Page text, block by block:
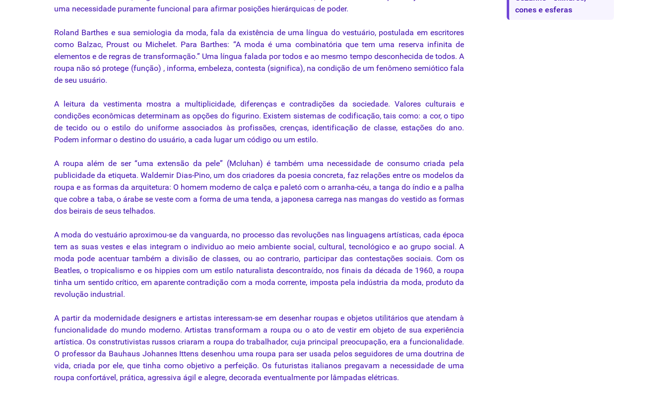
uma necessidade puramente funcional para afirmar posições hierárquicas de poder.
Roland Barthes esua semiologia da moda, fala da existência de uma língua do vestuário, postulada em escritores
como Balzac, Proust ou Michelet. Para Barthes: “A moda é uma combinatória quetem uma reserva infinita de
elementos e de regras de transformação.” Uma língua falada por todos e ao mesmo tempo desconhecida de todos. A
roupa não só protege (função) , informa, embeleza, contesta (significa), na condição de um fenômeno semiótico fala
de seu usuário.
A leitura da vestimenta mostra a multiplicidade, diferenças e contradiçõesda sociedade. Valores culturais e
condições econômicas determinam as opções do figurino. Existem sistemas de codificação, tais como: a cor, o tipo
de tecido ou o estilo do uniforme associados às profissões, crenças, identificação de classe, estações do ano.
Podem informar o destino do usuário, a cada lugar um código ou um estilo.
A roupa além de ser “uma extensão da pele” (Mcluhan) é também uma necessidade de consumo criada pela
publicidadeda etiqueta. Waldemir Dias-Pino, um dos criadores da poesia concreta, faz relações entreos modelos da
roupa e as formas da arquitetura: O homem moderno de calça e paletó com o arranha-céu, a tanga do índio e a palha
que cobre a taba, o árabe seveste com a forma de uma tenda, a japonesa carrega nas mangas do vestido as formas
dos beirais de seus telhados.
A moda do vestuário aproximou-se da vanguarda, no processo das revoluções nas linguagens artísticas, cada época
tem as suas vestes e elas integram o individuo ao meio ambiente social, cultural, tecnológico e ao grupo social. A
moda pode acentuar também a divisão de classes, ou ao contrario, participar das contestações sociais. Com os
Beatles, o tropicalismo e oshippies com um estilo naturalista descontraído, nos finaisda década de 1960, a roupa
tinha um sentido crítico, em aparente contradição com a moda corrente, imposta pela indústria da moda, produtoda
revolução industrial.
A partirda modernidade designers e artistas interessam-se em desenhar roupas e objetos utilitários queatendam à
funcionalidade do mundo moderno. Artistas transformam a roupa ou o ato de vestir em objeto de sua experiência
artística. Os construtivistas russos criaram a roupa do trabalhador, cuja principal preocupação, era a funcionalidade.
O professorda Bauhaus Johannes Ittens desenhou uma roupa para ser usada pelos seguidores de uma doutrina de
vida, criada por ele, quetinha comoobjetivo a perfeição. Os futuristas italianos pregavam a necessidade de uma
roupa confortável, prática, agressiva ágil e alegre, decorada eventualmente por lâmpadas elétricas.
cones e esferas